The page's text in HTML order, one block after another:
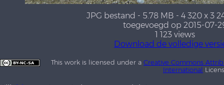
JPG bestand - 5.78 MB - 4 320 x 3
toegevoegd op 2015-07-
1 123 views
Download de volledige
This work is licensed under a Creative Commons
International